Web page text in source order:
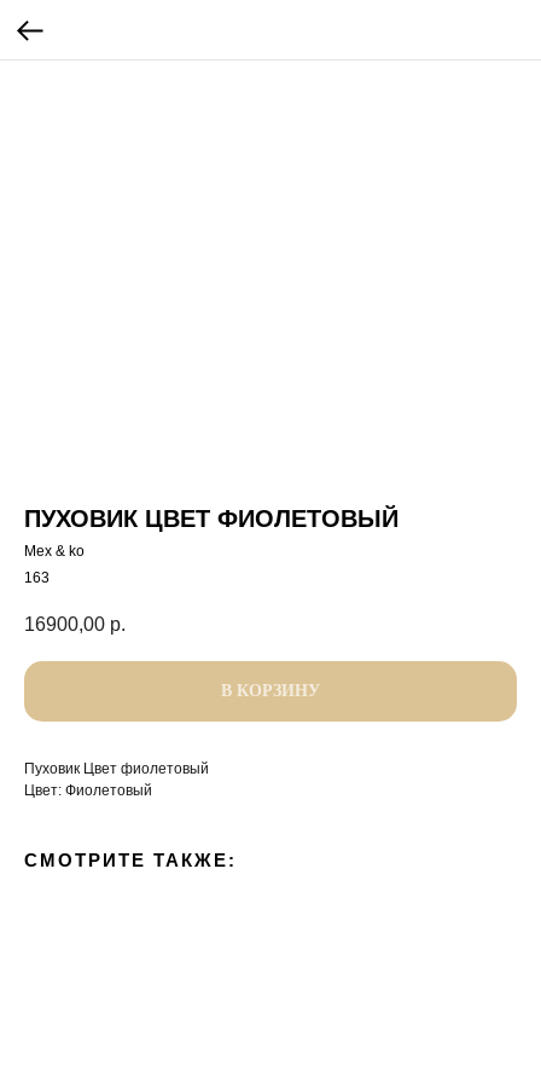
ПУХОВИК ЦВЕТ ФИОЛЕТОВЫЙ
Mex & ko
163
16900,00 р.
В КОРЗИНУ
Пуховик Цвет фиолетовый
Цвет: Фиолетовый
СМОТРИТЕ ТАКЖЕ: